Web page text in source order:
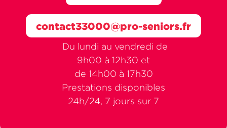
Du lundi au vendredi de
9h00 à 12h30 et
de 14h00 à 17h30
Prestations disponibles
24h/24, 7 jours sur 7
contact33000@pro-seniors.fr